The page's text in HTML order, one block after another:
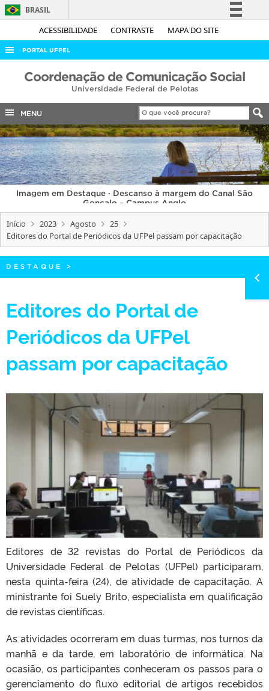
ACESSIBILIDADE CONTRASTE MAPA DO SITE
BRASIL
Simplifique!
Acesso à informação
Legislação
Canais
PORTAL UFPEL
ACESSO À INFORMAÇÃO
COBALTO
CONCURSOS
EDITAIS
INTERNACIONAL
OUVIDORIA
PORTARIAS
TELEFONES
Coordenação de Comunicação Social
Universidade Federal de Pelotas
MENU
Imagem em Destaque · Descanso à margem do Canal São
Gonçalo – Campus Anglo
Início 2023 Agosto
25
Editores do Portal de Periódicos da UFPel passam por capacitação
DESTAQUE >
Editores do Portal de
Periódicos da UFPel
passam por capacitação
Editores de 32 revistas do Portal de Periódicos da
Universidade Federal de Pelotas (UFPel) participaram,
nesta quinta-feira (24), de atividade de capacitação. A
ministrante foi Suely Brito, especialista em qualificação
de revistas científicas.
As atividades ocorreram em duas turmas, nos turnos da
manhã e da tarde, em laboratório de informática. Na
ocasião, os participantes conheceram os passos para o
gerenciamento do fluxo editorial de artigos recebidos